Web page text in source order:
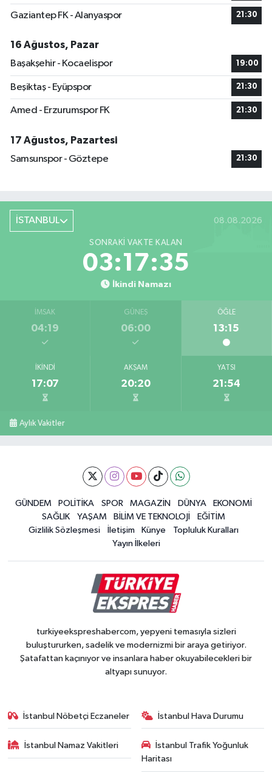
Gaziantep FK - Alanyaspor 21:30
16 Ağustos, Pazar
Başakşehir - Kocaelispor
19:00
Beşiktaş - Eyüpspor 21:30
Amed - Erzurumspor FK 21:30
17 Ağustos, Pazartesi
Samsunspor - Göztepe
21:30
İSTANBUL 08.08.2026
SONRAKI VAKTE KALAN
03:17:34
İkindi Namazı
İMSAK
04:19
GÜNEŞ
06:00
ÖĞLE
13:15
İKINDI
17:07
AKŞAM
20:20
YATSI
21:54
Aylık Vakitler
GÜNDEM POLİTİKA SPOR MAGAZİN DÜNYA
EKONOMİ
SAĞLIK
YAŞAM BİLİM VE TEKNOLOJİ
EĞİTİM
Gizlilik Sözleşmesi
İletişim Künye
Topluluk Kuralları
Yayın İlkeleri
turkiyeekspreshabercom, yepyeni temasıyla sizleri
buluştururken, sadelik ve modernizmi bir araya getiriyor.
Şatafattan kaçınıyor ve insanlara haber okuyabilecekleri bir
altyapı sunuyor.
İstanbul Nöbetçi Eczaneler İstanbul Hava Durumu
İstanbul Namaz Vakitleri
İstanbul Trafik Yoğunluk
Haritası